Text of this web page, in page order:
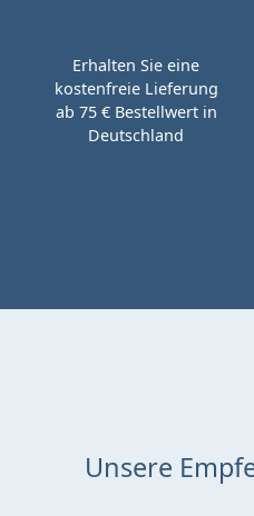
Erhalten Sie eine
kostenfreie Lieferung
ab 75 € Bestellwert in
Deutschland
Unsere